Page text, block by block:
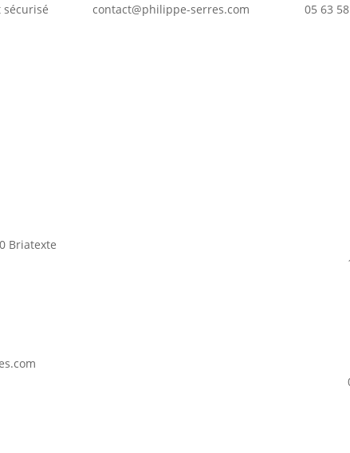
sécurisé contact@philippe-serres.com 05 63
Briatexte